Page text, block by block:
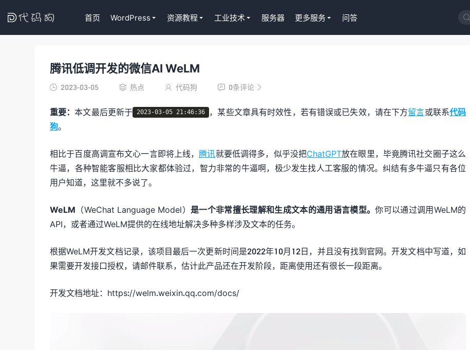
 
首页 WordPress 资源教程 工业技术 服务器 更多服务 问答
腾讯低调开发的微信AI WeLM
 2023-03-05  热点  代码狗  0条评论 
重要：本文最后更新于 2023-03-05 21:46:36 ，某些文章具有时效性，若有错误或已失效，请在下方留言或联系代码
狗。
相比于百度高调宣布文心一言即将上线， 腾讯就要低调得多，似乎没把ChatGPT放在眼里，毕竟腾讯社交圈子这么
牛逼，各种智能客服相比大家都体验过，智力非常的牛逼啊，极少发生找人工客服的情况。纠结有多牛逼只有各位
用户知道，这里就不多说了。
WeLM （WeChat Language Model） 是一个非常擅长理解和生成文本的通用语言模型。你可以通过调用WeLM的
API，或者通过WeLM提供的在线地址解决多种多样涉及文本的任务。
根据WeLM开发文档记录，该项目最后一次更新时间是2022年10月12日，并且没有找到官网。开发文档中写道，如
果需要开发接口授权，请邮件联系，估计此产品还在开发阶段，距离使用还有很长一段距离。
开发文档地址：https://welm.weixin.qq.com/docs/